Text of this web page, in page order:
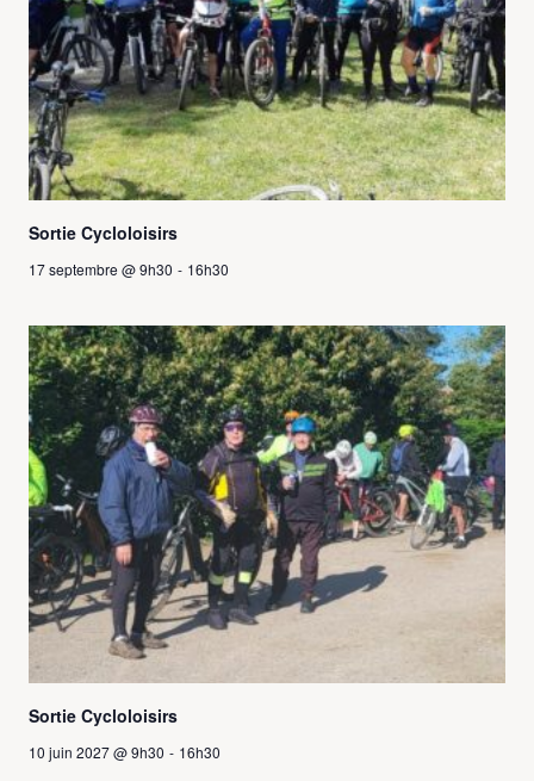
Sortie Cycloloisirs
17 septembre @ 9h30 - 16h30
Sortie Cycloloisirs
10 juin 2027 @ 9h30 - 16h30